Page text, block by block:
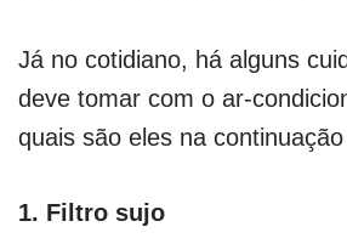
Já no cotidiano, há alguns
deve tomar com o ar-
quais são eles na
1. Filtro sujo